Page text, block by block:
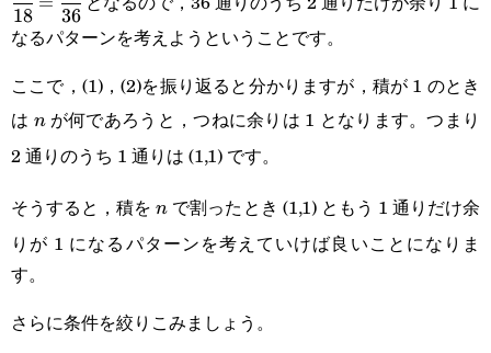
{18}=\cfrac{2}
18 36
なるパターンを考えようということです。
ここで，(1)，(2)を振り返ると分かりますが，積が 1 のとき
は n
nが何であろうと，つねに余りは 1 となります。つまり
2 通りのうち 1 通りは (1,1) です。
そうすると，積をn
n で割ったとき (1,1) ともう 1 通りだけ余
りが 1 になるパターンを考えていけば良いことになりま
す。
さらに条件を絞りこみましょう。